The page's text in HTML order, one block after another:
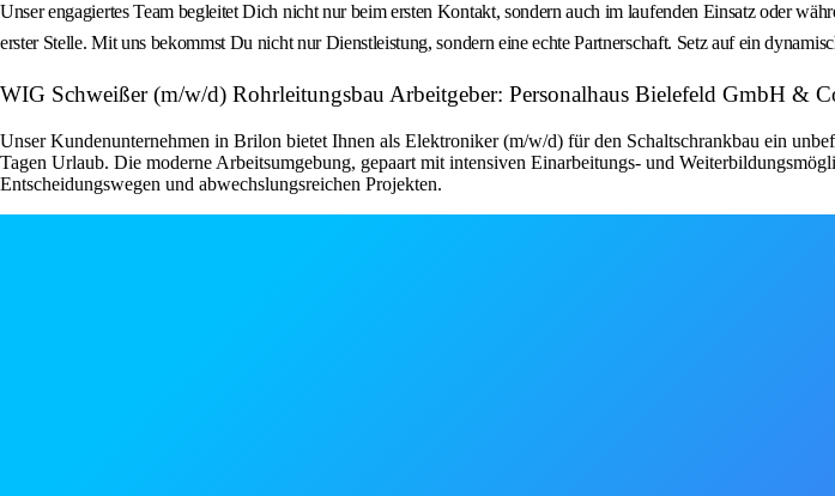
Unser engagiertes Team begleitet Dich nicht nur beim ersten Kontakt, sondern auch im laufenden Einsatz oder
erster Stelle. Mit uns bekommst Du nicht nur Dienstleistung, sondern eine echte Partnerschaft. Setz auf ein
WIG Schweißer (m/w/d) Rohrleitungsbau Arbeitgeber: Personalhaus Bielefeld GmbH &
Unser Kundenunternehmen in Brilon bietet Ihnen als Elektroniker (m/w/d) für den Schaltschrankbau ein
Tagen Urlaub. Die moderne Arbeitsumgebung, gepaart mit intensiven Einarbeitungs- und
Entscheidungswegen und abwechslungsreichen Projekten.